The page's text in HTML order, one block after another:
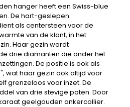
hanger heeft een Swiss-blue
De hart-geslepen
als centersteen voor de
van de klant, in het
Haar gezin wordt
drie diamanten die onder het
De positie is ook als
wat haar gezin ook altijd voor
grenzeloos voor inzet. De
van drie stevige poten. Door
geelgouden ankercollier.